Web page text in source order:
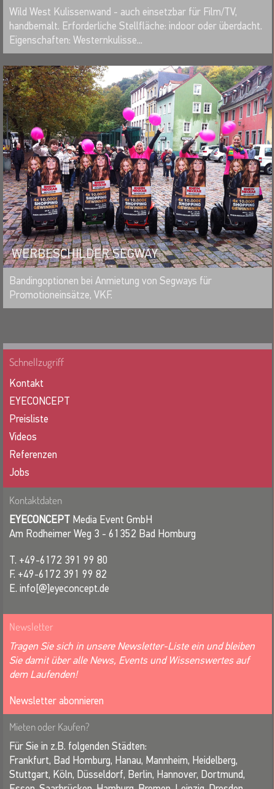
MERKEN
Wild West Kulissenwand - auch einsetzbar für Film/TV,
handbemalt. Erforderliche Stellfläche: indoor oder überdacht.
Eigenschaften: Westernkulisse...
WERBESCHILDER SEGWAY
MERKEN
Bandingoptionen bei Anmietung von Segways für
Promotioneinsätze, VKF.
Schnellzugriff
Kontakt
EYECONCEPT
Preisliste
Videos
Referenzen
Jobs
Kontaktdaten
EYECONCEPT Media Event GmbH
Am Rodheimer Weg 3 - 61352 Bad Homburg
T. +49-6172 391 99 80
F. +49-6172 391 99 82
E. info[@]eyeconcept.de
Newsletter
Tragen Sie sich in unsere Newsletter-Liste ein und bleiben
Sie damit über alle News, Events und Wissenswertes auf
dem Laufenden!
Newsletter abonnieren
Mieten oder Kaufen?
Für Sie in z.B. folgenden Städten:
Frankfurt, Bad Homburg, Hanau, Mannheim, Heidelberg,
Stuttgart, Köln, Düsseldorf, Berlin, Hannover, Dortmund,